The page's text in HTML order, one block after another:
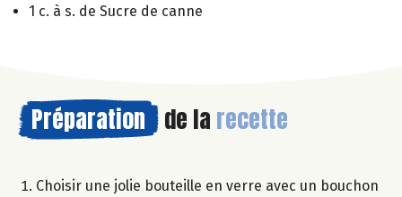
1 c. à s. de Sucre de canne
Préparation de la recette
Choisir une jolie bouteille en verre avec un bouchon